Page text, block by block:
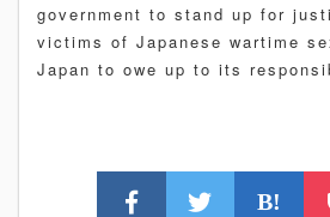
government to stand up for
victims of Japanese wartime
Japan to owe up to its
B!